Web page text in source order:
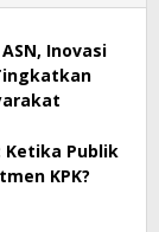
Inovasi
Ketika Publik
KPK?